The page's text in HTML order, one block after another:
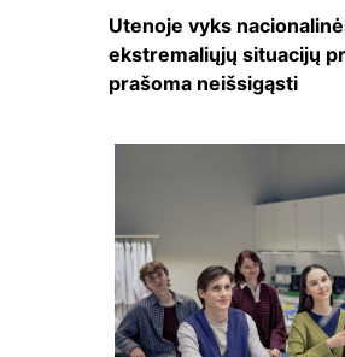
Utenoje vyks
ekstremaliųjų situacijų
prašoma neišsigąsti